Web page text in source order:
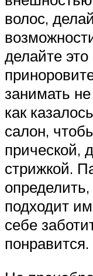
волос,
делайте
занимать
как
салон,
прической,
стрижкой.
подходит
себе
понравится.